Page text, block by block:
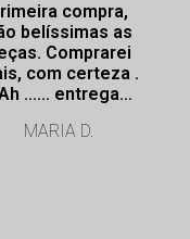
compra,
belíssimas as
Comprarei
com certeza .
…… entrega
de
MARIA D.